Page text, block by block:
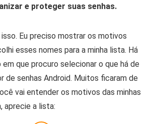
e proteger suas senhas.
Eu preciso mostrar os motivos
esses nomes para a minha lista. Há
que procuro selecionar o que há de
de senhas Android. Muitos ficaram de
vai entender os motivos das minhas
aprecie a lista: